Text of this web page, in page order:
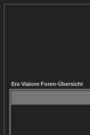
Era Viatore Foren-Übersicht